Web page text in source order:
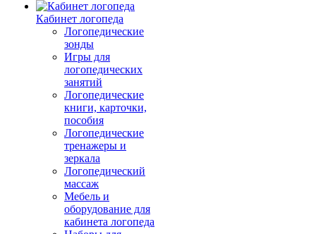
Кабинет логопеда
Логопедические
зонды
Игры для
логопедических
занятий
Логопедические
книги, карточки,
пособия
Логопедические
тренажеры и
зеркала
Логопедический
массаж
Мебель и
оборудование для
кабинета логопеда